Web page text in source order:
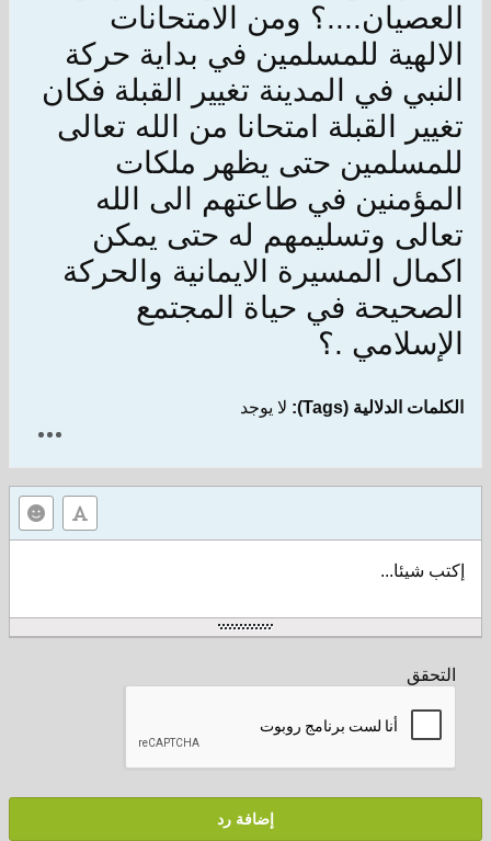
العصيان....؟ ومن الامتحانات
الالهية للمسلمين في بداية حركة
النبي في المدينة تغيير القبلة فكان
تغيير القبلة امتحانا من الله تعالى
للمسلمين حتى يظهر ملكات
المؤمنين في طاعتهم الى الله
تعالى وتسليمهم له حتى يمكن
اكمال المسيرة الايمانية والحركة
الصحيحة في حياة المجتمع
الإسلامي .؟
الكلمات الدلالية (Tags): لا يوجد
إكتب شيئا...
التحقق
إضافة رد